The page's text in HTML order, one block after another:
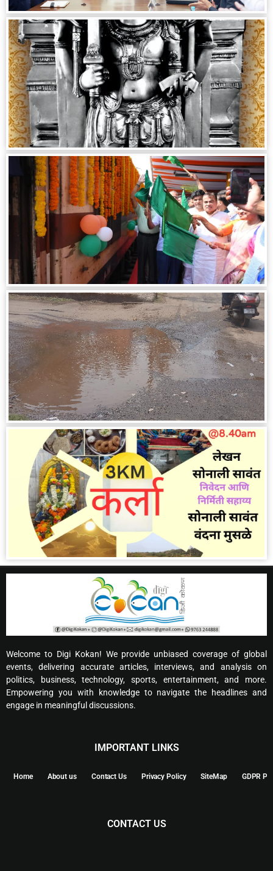
Welcome to Digi Kokan! We provide unbiased coverage of global
events, delivering accurate articles, interviews, and analysis on
politics, business, technology, sports, entertainment, and more.
Empowering you with knowledge to navigate the headlines and
engage in meaningful discussions.
IMPORTANT LINKS
Home About us Contact Us Privacy Policy SiteMap GDPR
CONTACT US